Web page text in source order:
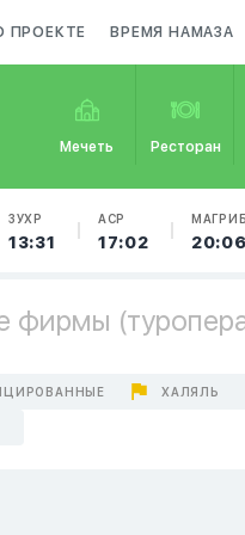
ПРОЕКТЕ ВРЕМЯ НАМАЗА
Мечеть Ресторан
ЗУХР
13:31
АСР
17:02
МАГРИБ
20:06
фирмы
ХАЛЯЛЬ